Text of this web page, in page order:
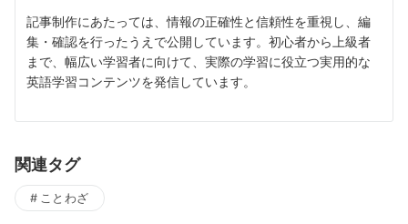
記事制作にあたっては、情報の正確性と信頼性を重視し、編
集・確認を行ったうえで公開しています。初心者から上級者
まで、幅広い学習者に向けて、実際の学習に役立つ実用的な
英語学習コンテンツを発信しています。
関連タグ
ことわざ